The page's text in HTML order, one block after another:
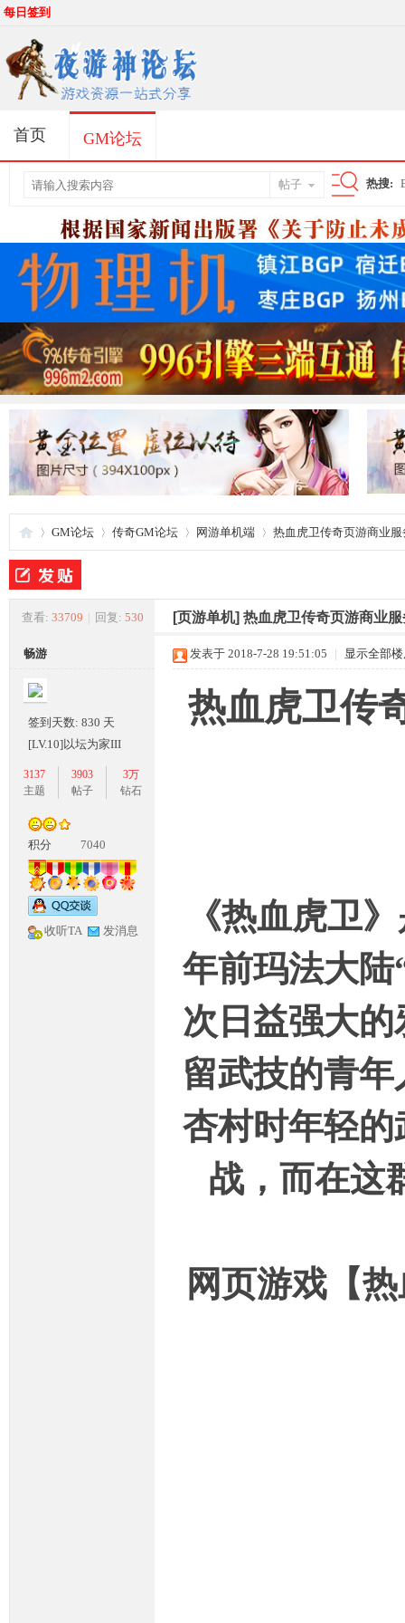
每日签到
首页 GM论坛
帖子
索
热搜:
夜
游
»
GM论坛
›
传奇GM论坛
›
网游单机端
›
热血虎卫传奇页游商业
查看: 33709 | 回复: 530 [页游单机] 热血虎卫传奇页游商业
畅游
签到天数: 830 天
[LV.10]以坛为家III
3137
主题
3903
帖子
3万
钻石
积分 7040
收听TA 发消息
发表于 2018-7-28 19:51:05 | 显示全部
热血虎卫传
《热血虎卫
年前玛法大
次日益强大
留武技的青
杏村时年轻
战，而在这
网页游戏【